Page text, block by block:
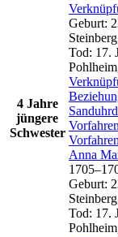
4 Jahre
jüngere
Schwester
Geburt:
Tod: 17.
Vorfahren
Anna
1705–
Geburt:
Tod: 17.